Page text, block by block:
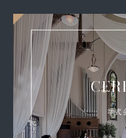
挙式